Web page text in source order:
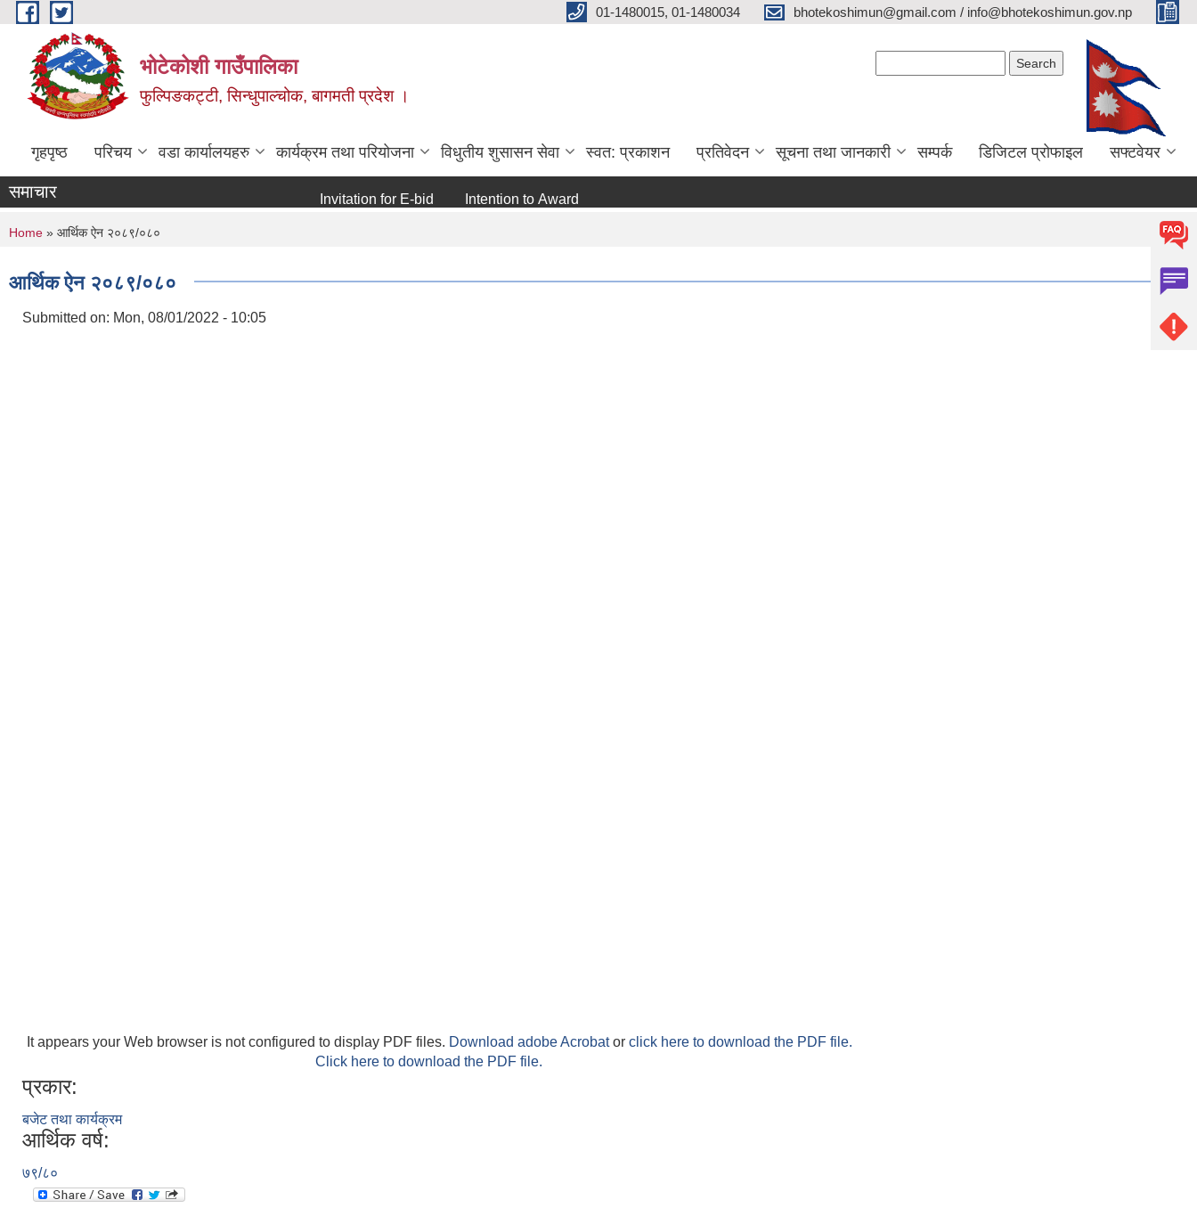
Skip to main content 01-1480015, 01-1480034 bhotekoshimun@gmail.com / info@bhotekoshimun.gov.np
भोटेकोशी गाउँपालिका
फुल्पिङकट्टी, सिन्धुपाल्चोक, बागमती प्रदेश ।
गृहपृष्ठ परिचय वडा कार्यालयहरु कार्यक्रम तथा परियोजना विधुतीय शुसासन सेवा स्वत: प्रकाशन प्रतिवेदन सूचना तथा जानकारी सम्पर्क डिजिटल प्रोफाइल सफ्टवेयर
समाचार Invitation for E-bid Intention to Award जो जस संग सम्बन्धित छ ।
You are here
Home » आर्थिक ऐन २०८९/०८०
आर्थिक ऐन २०८९/०८०
Submitted on: Mon, 08/01/2022 - 10:05
It appears your Web browser is not configured to display PDF files. Download adobe Acrobator click here to download the PDF file.
Click here to download the PDF file.
प्रकार:
बजेट तथा कार्यक्रम
आर्थिक वर्ष:
७९/८०